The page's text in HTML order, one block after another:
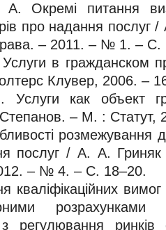
Окремі питання
про надання послуг
– 2011. – № 1. – С.
в гражданском
Клувер, 2006. –
как объект
– М. : Статут,
розмежування
послуг / А. А.
– № 4. – С. 18–20.
кваліфікаційних
з регулювання ринків